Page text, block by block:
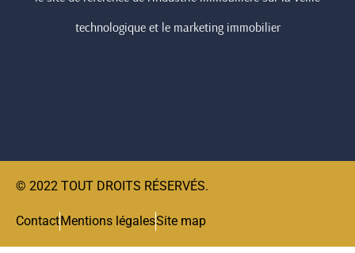
technologique et le marketing immobilier
© 2022 TOUT DROITS RÉSERVÉS.
ContactMentions légalesSite map